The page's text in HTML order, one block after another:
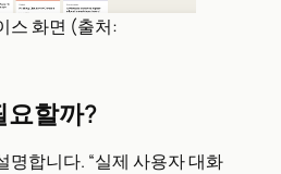
스 화면 (출처:
요할까?
합니다. “실제 사용자 대화